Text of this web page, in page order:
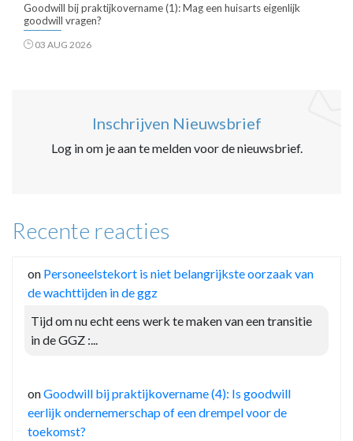
Goodwill bij praktijkovername (1): Mag een huisarts eigenlijk
goodwill vragen?
03 AUG 2026
Inschrijven Nieuwsbrief
Log in om je aan te melden voor de nieuwsbrief.
Recente reacties
on Personeelstekort is niet belangrijkste oorzaak van
de wachttijden in de ggz
Tijd om nu echt eens werk te maken van een transitie
in de GGZ :...
onGoodwill bij praktijkovername (4): Is goodwill
eerlijk ondernemerschap of een drempel voor de
toekomst?